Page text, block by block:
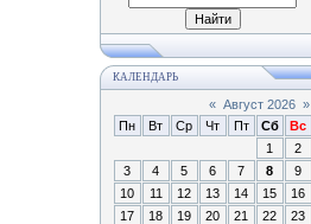
КАЛЕНДАРЬ
« Август 2026 »
Пн
Вт Ср Чт Пт Сб
Вс
1
2
3
4 5 6 7 8
9
10
11 12 13 14 15
16
17
18 19 20 21 22
23